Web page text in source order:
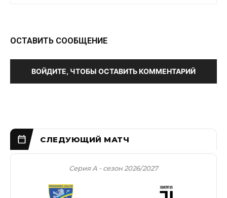
ОСТАВИТЬ СООБЩЕНИЕ
ВОЙДИТЕ, ЧТОБЫ ОСТАВИТЬ КОММЕНТАРИЙ
Серия А - сезон 2026/2027